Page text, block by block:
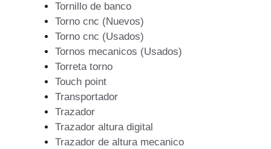
Tornillo de banco
Torno cnc (Nuevos)
Torno cnc (Usados)
Tornos mecanicos (Usados)
Torreta torno
Touch point
Transportador
Trazador
Trazador altura digital
Trazador de altura mecanico